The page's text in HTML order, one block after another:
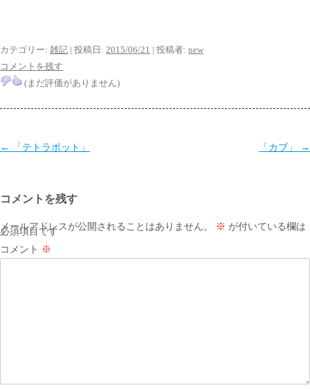
カテゴリー: 雑記 | 投稿日: 2015/06/21 | 投稿者: new
コメントを残す
(まだ評価がありません)
投
ビ
ゲ
ー
← 「テトラポット」 「カブ」 →
コメントを残す
メールアドレスが公開されることはありません。 ※ が付いている欄は
必須項目です
コメント ※